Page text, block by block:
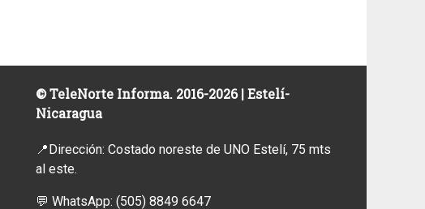
© TeleNorte Informa. 2016-2026 | Estelí-
Nicaragua
📍Dirección: Costado noreste de UNO Estelí, 75 mts
al este.
💬 WhatsApp:(505) 8849 6647